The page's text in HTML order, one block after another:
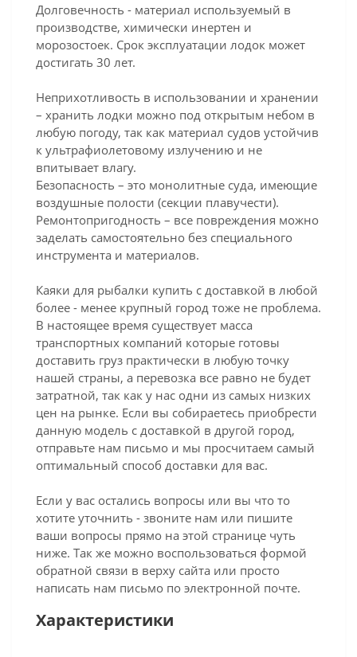
Долговечность - материал используемый в
производстве, химически инертен и
морозостоек. Срок эксплуатации лодок может
достигать 30 лет.
Неприхотливость в использовании и хранении
– хранить лодки можно под открытым небом в
любую погоду, так как материал судов устойчив
к ультрафиолетовому излучению и не
впитывает влагу.
Безопасность – это монолитные суда, имеющие
воздушные полости (секции плавучести).
Ремонтопригодность – все повреждения можно
заделать самостоятельно без специального
инструмента и материалов.
Каяки для рыбалки купить с доставкой в любой
более - менее крупный город тоже не проблема.
В настоящее время существует масса
транспортных компаний которые готовы
доставить груз практически в любую точку
нашей страны, а перевозка все равно не будет
затратной, так как у нас одни из самых низких
цен на рынке. Если вы собираетесь приобрести
данную модель с доставкой в другой город,
отправьте нам письмо и мы просчитаем самый
оптимальный способ доставки для вас.
Если у вас остались вопросы или вы что то
хотите уточнить - звоните нам или пишите
ваши вопросы прямо на этой странице чуть
ниже. Так же можно воспользоваться формой
обратной связи в верху сайта или просто
написать нам письмо по электронной почте.
Характеристики